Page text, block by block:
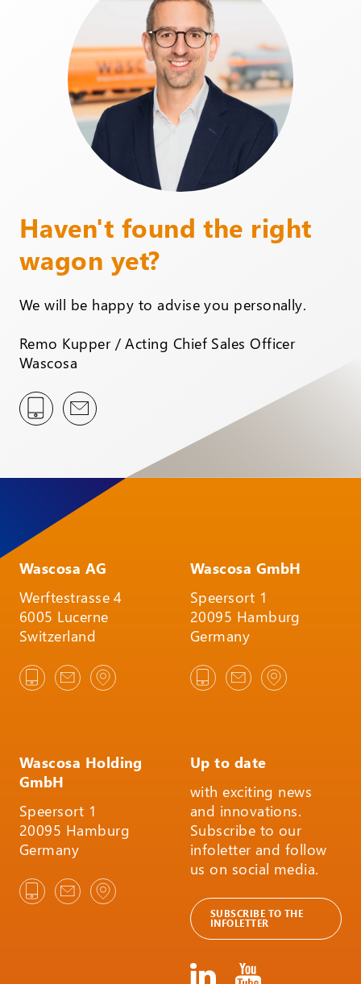
Haven't found the right
wagon yet?
We will be happy to advise you personally.
Remo Kupper / Acting Chief Sales Officer
Wascosa
Wascosa AG
Werftestrasse 4
6005 Lucerne
Switzerland
Wascosa GmbH
Speersort 1
20095 Hamburg
Germany
Wascosa Holding
GmbH
Speersort 1
20095 Hamburg
Germany
Up to date
with exciting news
and innovations.
Subscribe to our
infoletter and follow
us on social media.
SUBSCRIBE TO THE
INFOLETTER